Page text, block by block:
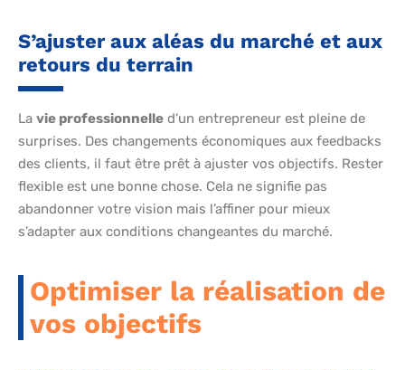
S’ajuster aux aléas du marché et aux
retours du terrain
La vie professionnelle d’un entrepreneur est pleine de
surprises. Des changements économiques aux feedbacks
des clients, il faut être prêt à ajuster vos objectifs. Rester
flexible est une bonne chose. Cela ne signifie pas
abandonner votre vision mais l’affiner pour mieux
s’adapter aux conditions changeantes du marché.
Optimiser la réalisation de
vos objectifs